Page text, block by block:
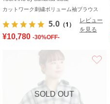
カットワーク刺繍ボリューム袖ブラウス
5.0 （1）
レビュー
を見る
¥10,780 -30%OFF-
SOLD OUT